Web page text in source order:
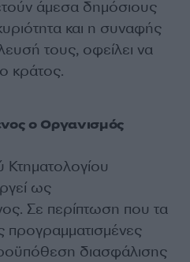
άμεσα δημόσιους
και η συναφής
τους, οφείλει να
κράτος.
ο Οργανισμός
ως
Σε περίπτωση που τα
προγραμματισμένες
διασφάλισης